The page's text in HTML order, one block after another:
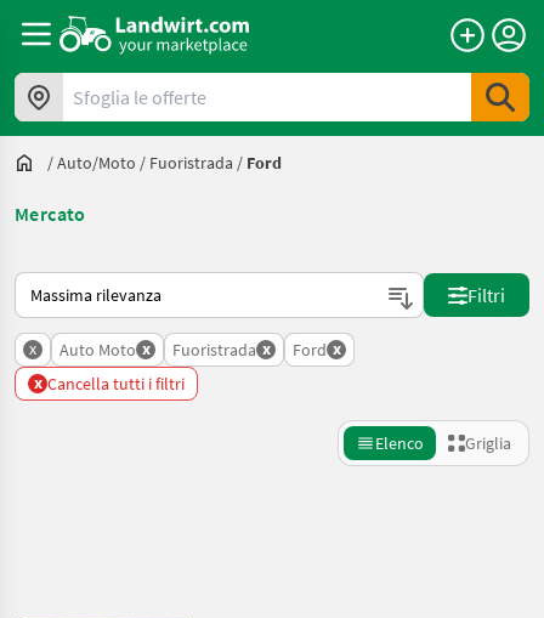
Sfoglia le offerte
/Auto/moto / Fuoristrada / Ford
Mercato
Ecco come viene ordinato su Landwirt.com
Filtri
x Auto Moto x Fuoristrada x Ford x
x Cancella tutti i filtri
Elenco Griglia